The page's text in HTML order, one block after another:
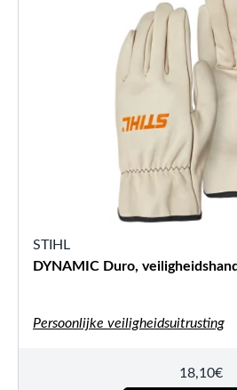
STIHL
DYNAMIC Duro,
Persoonlijke veiligheidsuitrusting
18,10€